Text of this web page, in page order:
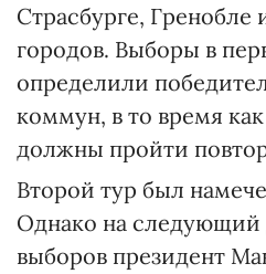
Страсбурге, Гренобле
городов. Выборы в
определили
коммун, в то время
должны пройти
Второй тур был
Однако на следующий
выборов президент